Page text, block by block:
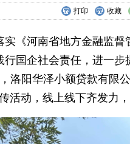
打印 收藏
实《河南省地方金融监
行国企社会责任，进一
洛阳华泽小额贷款有限
活动，线上线下齐发力